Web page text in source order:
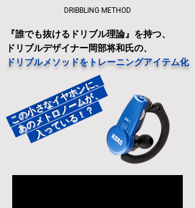
DRIBBLING METHOD
『誰でも抜けるドリブル理論』を持つ、
ドリブルデザイナー岡部将和氏の、
ドリブルメソッドをトレーニングアイテム化
この小さなイヤホンに、
あのメトロノームが、
入っている！？